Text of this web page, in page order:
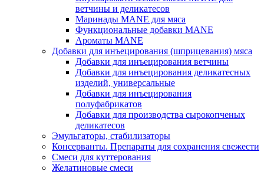
ветчины и деликатесов
Маринады MANE для мяса
Функциональные добавки MANE
Ароматы MANE
Добавки для инъецирования (шприцевания) мяса
Добавки для инъецирования ветчины
Добавки для инъецирования деликатесных
изделий, универсальные
Добавки для инъецирования
полуфабрикатов
Добавки для производства сырокопченых
деликатесов
Эмульгаторы, стабилизаторы
Консерванты. Препараты для сохранения свежести
Смеси для куттерования
Желатиновые смеси